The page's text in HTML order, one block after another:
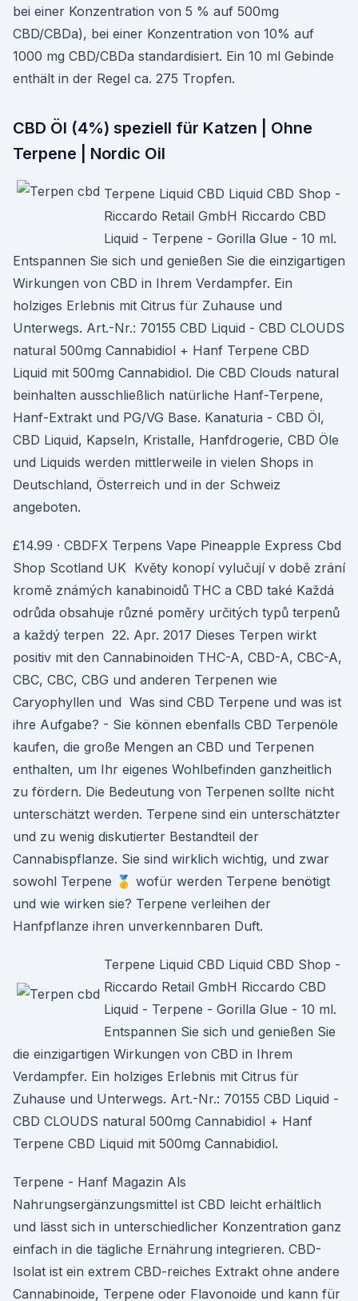
bei einer Konzentration von 5 % auf 500mg
CBD/CBDa), bei einer Konzentration von 10% auf
1000 mg CBD/CBDa standardisiert. Ein 10 ml Gebinde
enthält in der Regel ca. 275 Tropfen.
CBD Öl (4%) speziell für Katzen | Ohne
Terpene | Nordic Oil
Terpene Liquid CBD Liquid CBD Shop -
Riccardo Retail GmbH Riccardo CBD
Liquid - Terpene - Gorilla Glue - 10 ml.
Entspannen Sie sich und genießen Sie die einzigartigen
Wirkungen von CBD in Ihrem Verdampfer. Ein
holziges Erlebnis mit Citrus für Zuhause und
Unterwegs. Art.-Nr.: 70155 CBD Liquid - CBD CLOUDS
natural 500mg Cannabidiol + Hanf Terpene CBD
Liquid mit 500mg Cannabidiol. Die CBD Clouds natural
beinhalten ausschließlich natürliche Hanf-Terpene,
Hanf-Extrakt und PG/VG Base. Kanaturia - CBD Öl,
CBD Liquid, Kapseln, Kristalle, Hanfdrogerie, CBD Öle
und Liquids werden mittlerweile in vielen Shops in
Deutschland, Österreich und in der Schweiz
angeboten.
£14.99 · CBDFX Terpens Vape Pineapple Express Cbd
Shop Scotland UK Květy konopí vylučují v době zrání
kromě známých kanabinoidů THC a CBD také Každá
odrůda obsahuje různé poměry určitých typů terpenů
a každý terpen 22. Apr. 2017 Dieses Terpen wirkt
positiv mit den Cannabinoiden THC-A, CBD-A, CBC-A,
CBC, CBC, CBG und anderen Terpenen wie
Caryophyllen und Was sind CBD Terpene und was ist
ihre Aufgabe? - Sie können ebenfalls CBD Terpenöle
kaufen, die große Mengen an CBD und Terpenen
enthalten, um Ihr eigenes Wohlbefinden ganzheitlich
zu fördern. Die Bedeutung von Terpenen sollte nicht
unterschätzt werden. Terpene sind ein unterschätzter
und zu wenig diskutierter Bestandteil der
Cannabispflanze. Sie sind wirklich wichtig, und zwar
sowohl Terpene 🥇 wofür werden Terpene benötigt
und wie wirken sie? Terpene verleihen der
Hanfpflanze ihren unverkennbaren Duft.
Terpene Liquid CBD Liquid CBD Shop -
Riccardo Retail GmbH Riccardo CBD
Liquid - Terpene - Gorilla Glue - 10 ml.
Entspannen Sie sich und genießen Sie
die einzigartigen Wirkungen von CBD in Ihrem
Verdampfer. Ein holziges Erlebnis mit Citrus für
Zuhause und Unterwegs. Art.-Nr.: 70155 CBD Liquid -
CBD CLOUDS natural 500mg Cannabidiol + Hanf
Terpene CBD Liquid mit 500mg Cannabidiol.
Terpene - Hanf Magazin Als
Nahrungsergänzungsmittel ist CBD leicht erhältlich
und lässt sich in unterschiedlicher Konzentration ganz
einfach in die tägliche Ernährung integrieren. CBD-
Isolat ist ein extrem CBD-reiches Extrakt ohne andere
Cannabinoide, Terpene oder Flavonoide und kann für